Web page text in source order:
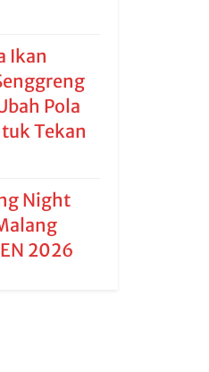
Ikan
Pola
Tekan
Night
2026